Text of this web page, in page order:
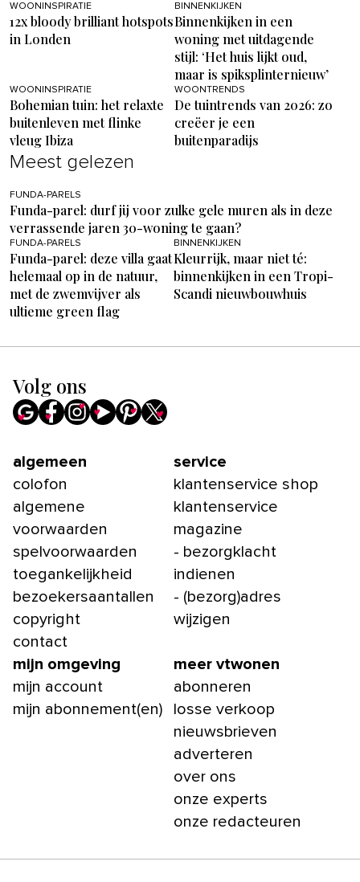
WOONINSPIRATIE
12x bloody brilliant hotspots
in Londen
BINNENKIJKEN
Binnenkijken in een
woning met uitdagende
stijl: ‘Het huis lijkt oud,
maar is spiksplinternieuw’
WOONINSPIRATIE
Bohemian tuin: het relaxte
buitenleven met flinke
vleug Ibiza
WOONTRENDS
De tuintrends van 2026: zo
creëer je een
buitenparadijs
Meest gelezen
FUNDA-PARELS
Funda-parel: durf jij voor zulke gele muren als in deze
verrassende jaren 30-woning te gaan?
FUNDA-PARELS
Funda-parel: deze villa gaat
helemaal op in de natuur,
met de zwemvijver als
ultieme green flag
BINNENKIJKEN
Kleurrijk, maar niet té:
binnenkijken in een Tropi-
Scandi nieuwbouwhuis
Volg ons
algemeen
colofon
algemene
voorwaarden
spelvoorwaarden
toegankelijkheid
bezoekersaantallen
copyright
contact
service
klantenservice shop
klantenservice
magazine
- bezorgklacht
indienen
- (bezorg)adres
wijzigen
mijn omgeving
mijn account
mijn abonnement(en)
meer vtwonen
abonneren
losse verkoop
nieuwsbrieven
adverteren
over ons
onze experts
onze redacteuren